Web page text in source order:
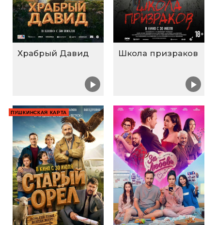
Храбрый Давид Школа призраков
ПУШКИНСКАЯ КАРТА